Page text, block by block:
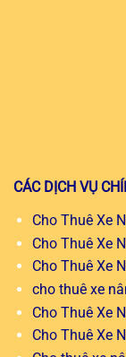
CÁC DỊCH VỤ
Cho Thuê Xe
Cho Thuê Xe
Cho Thuê Xe
cho thuê xe
Cho Thuê Xe
Cho Thuê Xe